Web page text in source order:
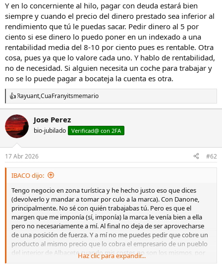
Y en lo concerniente al hilo, pagar con deuda estará bien
siempre y cuando el precio del dinero prestado sea inferior al
rendimiento que tú le puedas sacar. Pedir dinero al 5 por
ciento si ese dinero lo puedo poner en un indexado a una
rentabilidad media del 8-10 por ciento pues es rentable. Otra
cosa, pues ya que lo valore cada uno. Y hablo de rentabilidad,
no de necesidad. Si alguien necesita un coche para trabajar y
no se lo puede pagar a bocateja la cuenta es otra.
R
e
a
c
c
o
n
e
Rayuant,CuaFranyitsmemario
Jose Perez
bio-jubilado Verificad@ con 2FA
17 Abr 2026 #62
IBACO dijo:
Tengo negocio en zona turística y he hecho justo eso que dices
(devolverlo y mandar a tomar por culo a la marca). Con Danone,
principalmente. No sé con quién trabajabas tú. Pero es que el
margen que me imponía (sí, imponía) la marca le venía bien a ella
pero no necesariamente a mí. Al final no deja de ser aprovecharse
de una posición de fuerza. Y a mí no me puedes pedir que cobre un
producto al mismo precio que lo cobra el empresario de un pueblo
del interior de Albacete cuando mis costes no son los mismos, por
más que los de Danone, obviamente, sí lo sean.
Haz clic para expandir...